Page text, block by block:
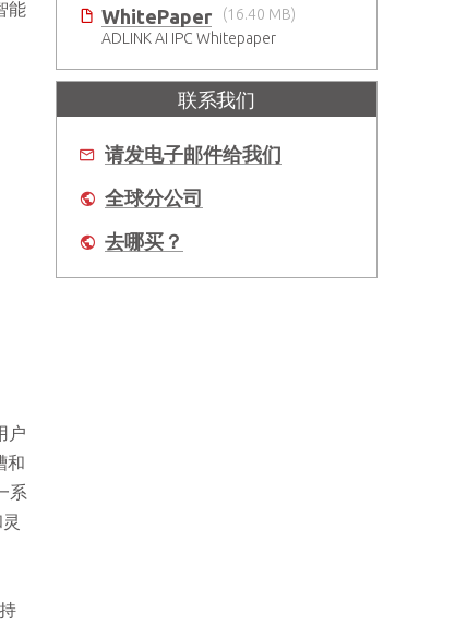
能
户
和
系
WhitePaper
(16.40 MB)
ADLINK AI IPC Whitepaper
联系我们
请发电子邮件给我们
全球分公司
去哪买？